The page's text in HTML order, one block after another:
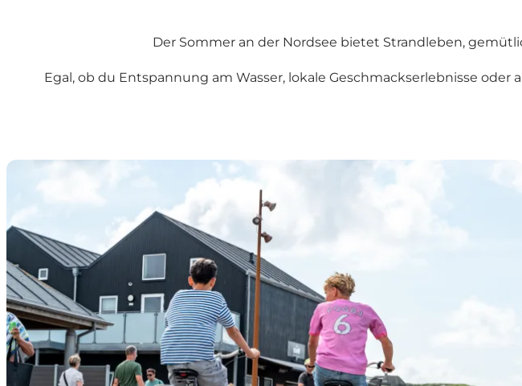
Der Sommer an der Nordsee bietet Strandleben,
Egal, ob du Entspannung am Wasser, lokale Geschmackserlebnisse
Sommer an der dänischen Nordseeküste